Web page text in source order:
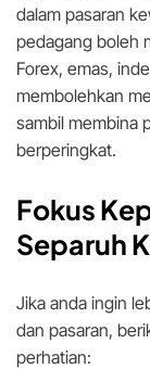
dalam pasaran
pedagang boleh
Forex, emas,
membolehkan
sambil membina
berperingkat.
Fokus
Separuh
Jika anda ingin
dan pasaran,
perhatian: